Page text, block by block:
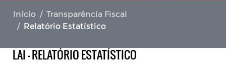
Início
Transparência Fiscal
Relatório Estatístico
LAI - RELATÓRIO ESTATÍSTICO